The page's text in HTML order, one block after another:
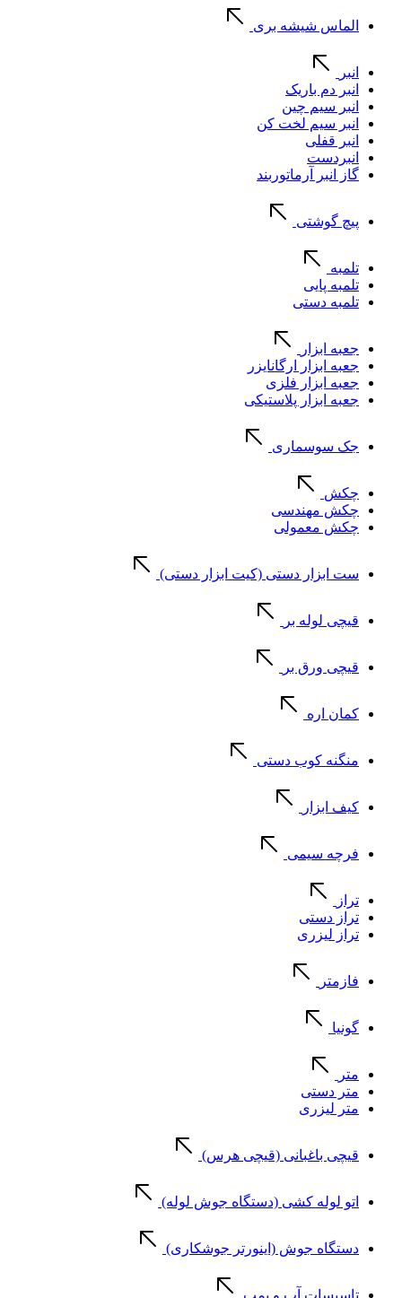
الماس شیشه بری
انبر
انبر دم باریک
انبر سیم چین
انبر سیم لخت کن
انبر قفلی
انبردست
گاز انبر آرماتوربند
پیچ گوشتی
تلمبه
تلمبه پایی
تلمبه دستی
جعبه ابزار
جعبه ابزار ارگانایزر
جعبه ابزار فلزی
جعبه ابزار پلاستیکی
جک سوسماری
چکش
چکش مهندسی
چکش معمولی
ست ابزار دستی (کیت ابزار دستی)
قیچی لوله بر
قیچی ورق بر
کمان اره
منگنه کوب دستی
کیف ابزار
فرچه سیمی
تراز
تراز دستی
تراز لیزری
فازمتر
گونیا
متر
متر دستی
متر لیزری
قیچی باغبانی (قیچی هرس)
اتو لوله کشی (دستگاه جوش لوله)
دستگاه جوش (اینورتر جوشکاری)
تاسیسات آب و پمپ